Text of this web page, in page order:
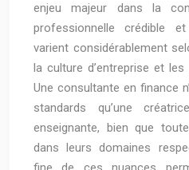
enjeu majeur dans la
professionnelle crédible
varient considérablement
la culture d’entreprise et
Une consultante en finance
standards qu’une
enseignante, bien que
dans leurs domaines